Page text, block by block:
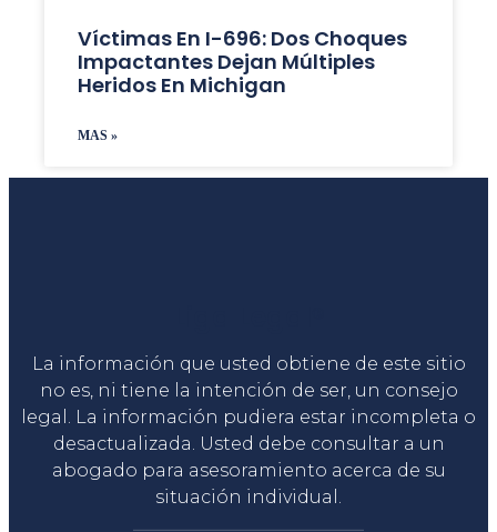
Víctimas En I-696: Dos Choques
Impactantes Dejan Múltiples
Heridos En Michigan
MAS »
La información que usted obtiene de este sitio
no es, ni tiene la intención de ser, un consejo
legal. La información pudiera estar incompleta o
desactualizada. Usted debe consultar a un
abogado para asesoramiento acerca de su
situación individual.